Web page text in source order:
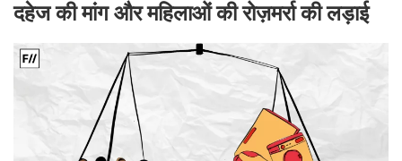
दहेज की मांग और महिलाओं की रोज़मर्रा की लड़ाई